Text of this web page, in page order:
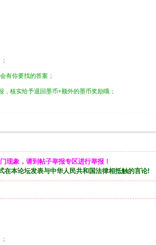
；
有你要找的答案；
，核实给予退回墨币+额外的墨币奖励哦；
现象，请到帖子举报专区进行举报！
本论坛发表与中华人民共和国法律相抵触的言论!
；